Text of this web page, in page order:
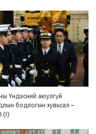
Үндэсний аюулгүй
бодлогын хувьсал –
(I)